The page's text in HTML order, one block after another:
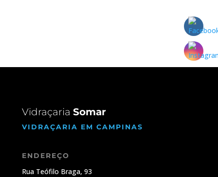
Vidraçaria Somar
VIDRAÇARIA EM CAMPINAS
ENDEREÇO
Rua Teófilo Braga, 93